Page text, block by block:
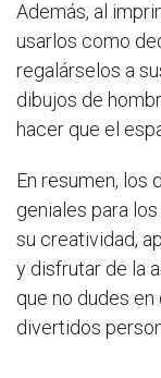
Además, al
usarlos como
regalárselos a
dibujos de
hacer que el
En resumen, los
geniales para
su creatividad,
y disfrutar de la
que no dudes
divertidos